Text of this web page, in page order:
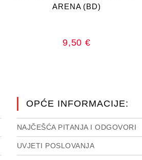
ARENA (BD)
9,50€
OPĆE INFORMACIJE:
NAJČEŠĆA PITANJA I ODGOVORI
UVJETI POSLOVANJA